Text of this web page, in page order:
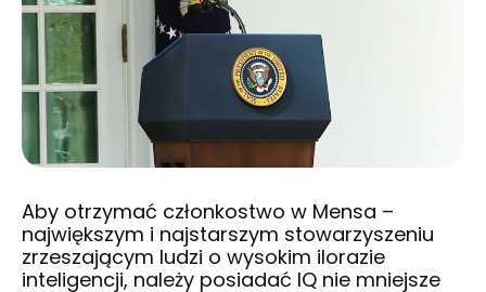
Aby otrzymać członkostwo w Mensa –
największym i najstarszym stowarzyszeniu
zrzeszającym ludzi o wysokim ilorazie
inteligencji, należy posiadać IQ nie mniejsze